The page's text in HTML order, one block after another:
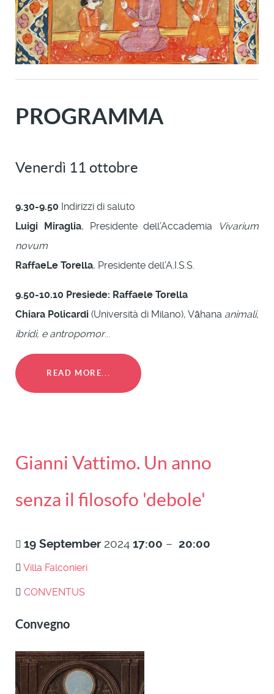
PROGRAMMA
Venerdì 11 ottobre
9.30-9.50 Indirizzi di saluto
Luigi Miraglia, Presidente dell’Accademia
Vivarium
novum
RaffaeLe Torella, Presidente dell’A.I.S.S.
9.50-10.10 Presiede: Raffaele Torella
Chiara Policardi (Università di Milano), Vāhana animali,
ibridi, e antropomor...
READ MORE...
Gianni Vattimo. Un anno
senza il filosofo 'debole'
19 September 2024 17:00 – 20:00
Villa Falconieri
CONVENTUS
Convegno